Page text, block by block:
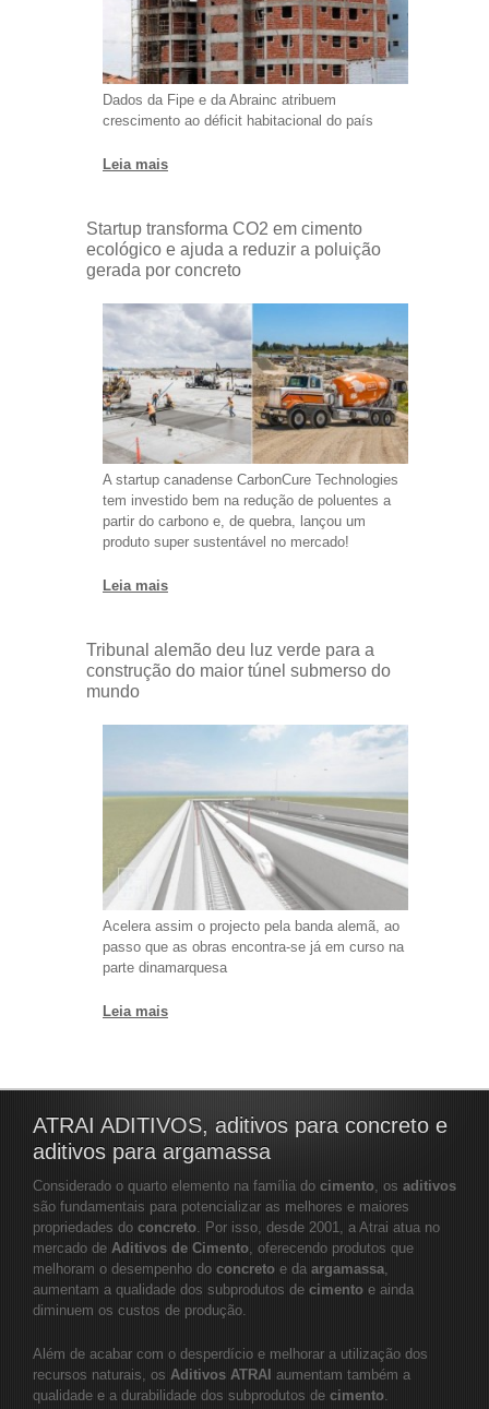
Dados da Fipe e da Abrainc atribuem
crescimento ao déficit habitacional do país
Leia mais
Startup transforma CO2 em cimento
ecológico e ajuda a reduzir a poluição
gerada por concreto
A startup canadense CarbonCure Technologies
tem investido bem na redução de poluentes a
partir do carbono e, de quebra, lançou um
produto super sustentável no mercado!
Leia mais
Tribunal alemão deu luz verde para a
construção do maior túnel submerso do
mundo
Acelera assim o projecto pela banda alemã, ao
passo que as obras encontra-se já em curso na
parte dinamarquesa
Leia mais
ATRAI ADITIVOS, aditivos para concreto e
aditivos para argamassa
Considerado o quarto elemento na família do cimento , os aditivos
são fundamentais para potencializar as melhores e maiores
propriedades do concreto . Por isso, desde 2001, a Atrai atua no
mercado de Aditivos de Cimento , oferecendo produtos que
melhoram o desempenho do concreto e da argamassa
aumentam a qualidade dos subprodutos de cimento e ainda
diminuem os custos de produção.
Além de acabar com o desperdício e melhorar a utilização dos
recursos naturais, os Aditivos ATRAI aumentam também a
qualidade e a durabilidade dos subprodutos de cimento